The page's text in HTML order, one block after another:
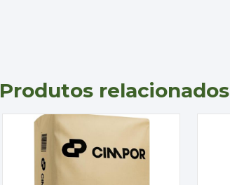
Produtos relacionados